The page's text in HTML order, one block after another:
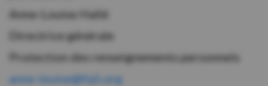
Anne-Louise Hallé
Directrice générale
Protection des renseignements personnels
anne-louise@fqli.org